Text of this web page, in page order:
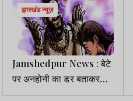
झारखंड न्यूज़
Jamshedpur News : बेटे
पर अनहोनी का डर बताकर
महिला से लाखों की ठगी , जांच